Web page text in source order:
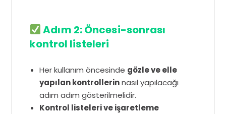
Adım 2: Öncesi-sonrası
kontrol listeleri
Her kullanım öncesinde gözle ve elle
yapılan kontrollerinnasıl yapılacağı
adım adım gösterilmelidir.
Kontrol listeleri ve işaretleme